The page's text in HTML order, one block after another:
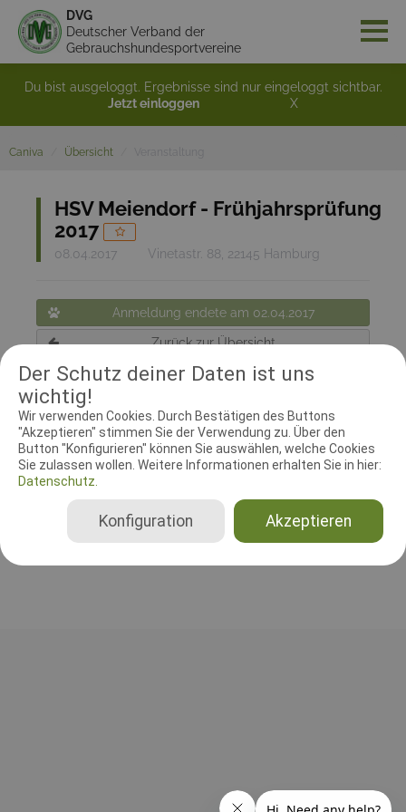
Der Schutz deiner Daten ist uns
wichtig!
Wir verwenden Cookies. Durch Bestätigen des Buttons
"Akzeptieren" stimmen Sie der Verwendung zu. Über den
Button "Konfigurieren" können Sie auswählen, welche Cookies
Sie zulassen wollen. Weitere Informationen erhalten Sie in hier:
Datenschutz.
Akzeptieren
Konfiguration
DVG
Deutscher Verband der
Gebrauchshundesportvereine
Du bist ausgeloggt. Ergebnisse sind nur eingeloggt sichtbar.
Jetzt einloggen
X
Caniva Übersicht
HSV Meiendorf - Frühjahrsprüfung
2017
08.04.2017 Vinetastr. 88, 22145 Hamburg
Anmeldung endete am 02.04.2017
Zurück zur Übersicht
RICHTER UND HELFER
Leistungsrichter
Deutschland